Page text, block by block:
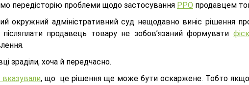
передісторію проблеми щодо застосування РРО продавцем
окружний адміністративний суд нещодавно виніс рішення
продавець товару не зобов’язаний формувати
зраділи, хоча й передчасно.
, що це рішення ще може бути оскаржене. Тобто